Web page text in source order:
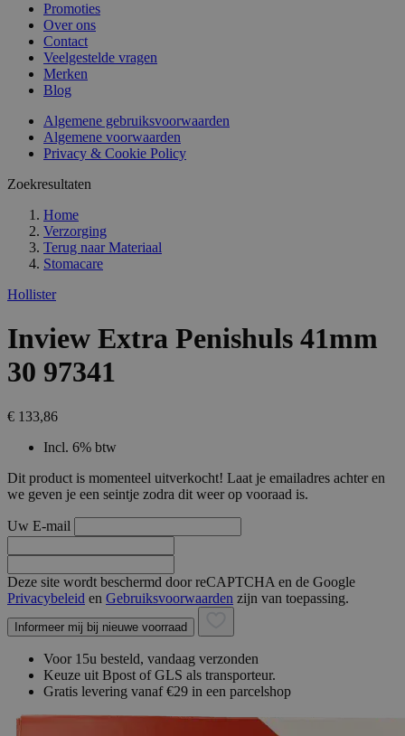
Promoties
Over ons
Contact
Veelgestelde vragen
Merken
Blog
Algemene gebruiksvoorwaarden
Algemene voorwaarden
Privacy & Cookie Policy
Zoekresultaten
Home
Verzorging
Terug naar Materiaal
Stomacare
Hollister
Inview Extra Penishuls 41mm
30 97341
€ 133,86
Incl. 6% btw
Dit product is momenteel uitverkocht! Laat je emailadres achter en
we geven je een seintje zodra dit weer op vooraad is.
Uw E-mail
Deze site wordt beschermd door reCAPTCHA en de Google
Privacybeleid en Gebruiksvoorwaarden zijn van toepassing.
Informeer mij bij nieuwe voorraad
Voor 15u besteld, vandaag verzonden
Keuze uit Bpost of GLS als transporteur.
Gratis levering vanaf €29 in een parcelshop